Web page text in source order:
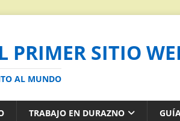
PRIMER SITIO
AL MUNDO
TRABAJO EN DURAZNO